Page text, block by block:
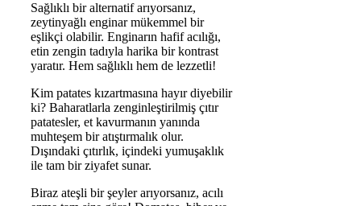
Sağlıklı bir alternatif arıyorsanız,
zeytinyağlı enginar mükemmel bir
eşlikçi olabilir. Enginarın hafif acılığı,
etin zengin tadıyla harika bir kontrast
yaratır. Hem sağlıklı hem de lezzetli!
Kim patates kızartmasına hayır diyebilir
ki? Baharatlarla zenginleştirilmiş çıtır
patatesler, et kavurmanın yanında
muhteşem bir atıştırmalık olur.
Dışındaki çıtırlık, içindeki yumuşaklık
ile tam bir ziyafet sunar.
Biraz ateşli bir şeyler arıyorsanız, acılı